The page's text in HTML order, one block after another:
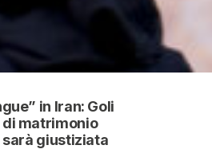
in Iran: Goli
matrimonio
sarà giustiziata